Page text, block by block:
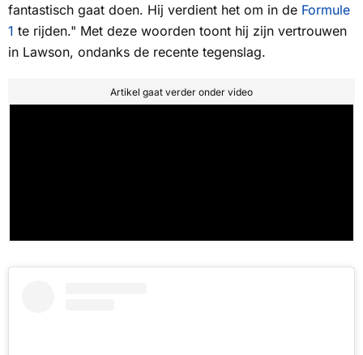
fantastisch gaat doen. Hij verdient het om in de Formule
1 te rijden." Met deze woorden toont hij zijn vertrouwen
in Lawson, ondanks de recente tegenslag.
Artikel gaat verder onder video